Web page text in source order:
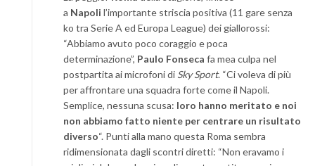
a Napoli l’importante striscia positiva (11 gare senza
ko tra Serie A ed Europa League) dei giallorossi:
“Abbiamo avuto poco coraggio e poca
determinazione”, Paulo Fonseca fa mea culpa nel
postpartita ai microfoni di Sky Sport. “Ci voleva di più
per affrontare una squadra forte come il Napoli.
Semplice, nessuna scusa: loro hanno meritato e noi
non abbiamo fatto niente per centrare un risultato
diverso“. Punti alla mano questa Roma sembra
ridimensionata dagli scontri diretti: “Non eravamo i